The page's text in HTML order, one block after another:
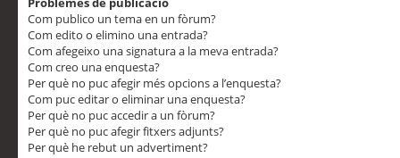
Com publico un tema en un fòrum?
Com edito o elimino una entrada?
Com afegeixo una signatura a la meva entrada?
Com creo una enquesta?
Per què no puc afegir més opcions a l’enquesta?
Com puc editar o eliminar una enquesta?
Per què no puc accedir a un fòrum?
Per què no puc afegir fitxers adjunts?
Per què he rebut un advertiment?